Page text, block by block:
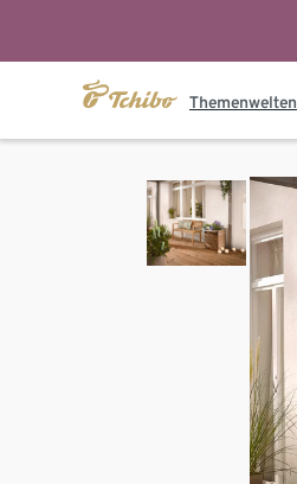
Themenwelten